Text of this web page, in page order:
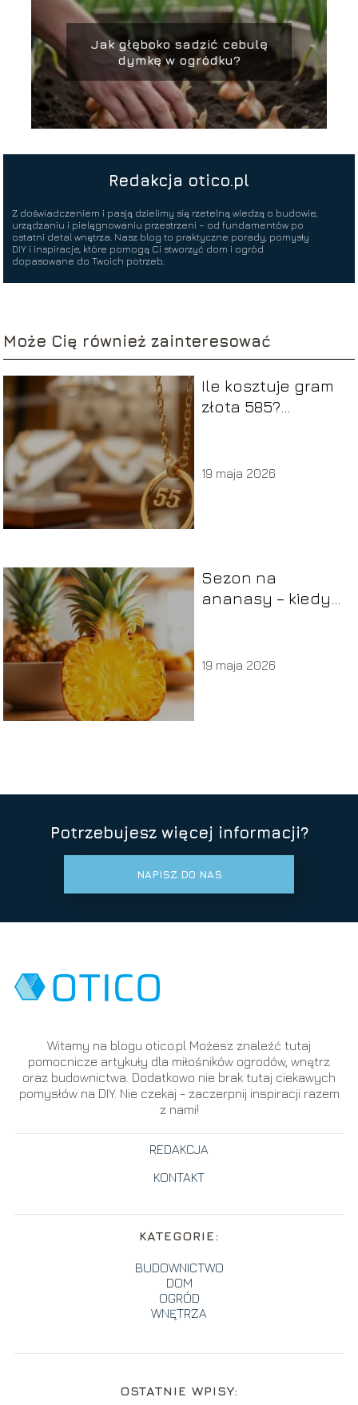
Jak głęboko sadzić cebulę
dymkę w ogródku?
Redakcja otico.pl
Z doświadczeniem i pasją dzielimy się rzetelną wiedzą o budowie,
urządzaniu i pielęgnowaniu przestrzeni – od fundamentów po
ostatni detal wnętrza. Nasz blog to praktyczne porady, pomysły
DIY i inspiracje, które pomogą Ci stworzyć dom i ogród
dopasowane do Twoich potrzeb.
Może Cię również zainteresować
Ile kosztuje gram
złota 585?
19 maja 2026
Sezon na
ananasy – kiedy
19 maja 2026
Potrzebujesz więcej informacji?
NAPISZ DO NAS
Witamy na blogu otico.pl Możesz znaleźć tutaj
pomocnicze artykuły dla miłośników ogrodów, wnętrz
oraz budownictwa. Dodatkowo nie brak tutaj ciekawych
pomysłów na DIY. Nie czekaj - zaczerpnij inspiracji razem
z nami!
REDAKCJA
KONTAKT
KATEGORIE:
BUDOWNICTWO
DOM
OGRÓD
WNĘTRZA
OSTATNIE WPISY: